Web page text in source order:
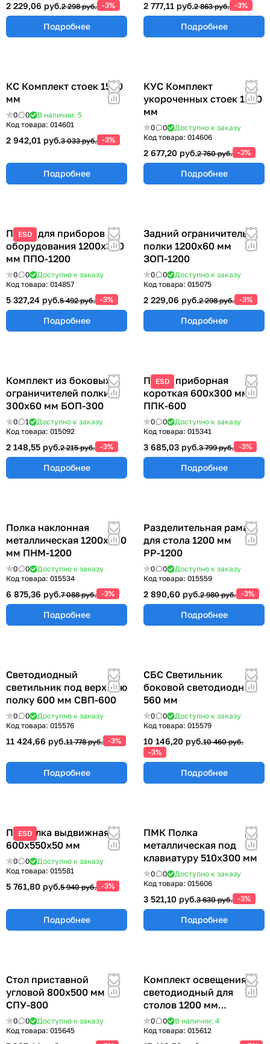
2 229,06 руб.2 298 руб. -3%
Подробнее
2 777,11 руб.2 863 руб. -3%
Подробнее
КС Комплект стоек 1500
мм
0 0
В наличии: 5
Код товара: 014601
2 942,01 руб.3 033 руб. -3%
Подробнее
КУС Комплект
укороченных стоек 1200
мм
0 0
Доступно к заказу
Код товара: 014606
2 677,20 руб.2 760 руб. -3%
Подробнее
ESD
Полка для приборов и
оборудования 1200х300
мм ППО-1200
0 0
Доступно к заказу
Код товара: 014857
5 327,24 руб.5 492 руб. -3%
Подробнее
Задний ограничитель
полки 1200х60 мм
ЗОП-1200
0 0
Доступно к заказу
Код товара: 015075
2 229,06 руб.2 298 руб. -3%
Подробнее
Комплект из боковых
ограничителей полки
300х60 мм БОП-300
0 1
Доступно к заказу
Код товара: 015092
2 148,55 руб.2 215 руб. -3%
Подробнее
ESD
Полка приборная
короткая 600х300 мм
ППК-600
0 0
Доступно к заказу
Код товара: 015341
3 685,03 руб.3 799 руб. -3%
Подробнее
Полка наклонная
металлическая 1200х300
мм ПНМ-1200
0 0
Доступно к заказу
Код товара: 015534
6 875,36 руб.7 088 руб. -3%
Подробнее
Разделительная рама
для стола 1200 мм
РР-1200
0 0
Доступно к заказу
Код товара: 015559
2 890,60 руб.2 980 руб. -3%
Подробнее
Светодиодный
светильник под верхнюю
полку 600 мм СВП-600
0 0
Доступно к заказу
Код товара: 015576
11 424,66 руб.11 778 руб. -3%
Подробнее
СБС Светильник
боковой светодиодный
560 мм
0 0
Доступно к заказу
Код товара: 015579
10 146,20 руб.10 460 руб.
-3%
Подробнее
ESD
ПВ Полка выдвижная
600х550х50 мм
0 0
Доступно к заказу
Код товара: 015581
5 761,80 руб.5 940 руб. -3%
Подробнее
ПМК Полка
металлическая под
клавиатуру 510х300 мм
0 0
Доступно к заказу
Код товара: 015606
3 521,10 руб.3 630 руб. -3%
Подробнее
Стол приставной
угловой 800х500 мм
СПУ-800
0 0
Доступно к заказу
Код товара: 015645
Комплект освещения
светодиодный для
столов 1200 мм
КОС-1200
0 0
В наличии: 4
Код товара: 015612